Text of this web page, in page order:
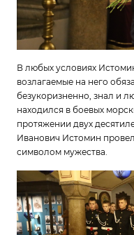
В любых условиях
возлагаемые на него
безукоризненно, знал и
находился в боевых
протяжении двух
Иванович Истомин
символом мужества.